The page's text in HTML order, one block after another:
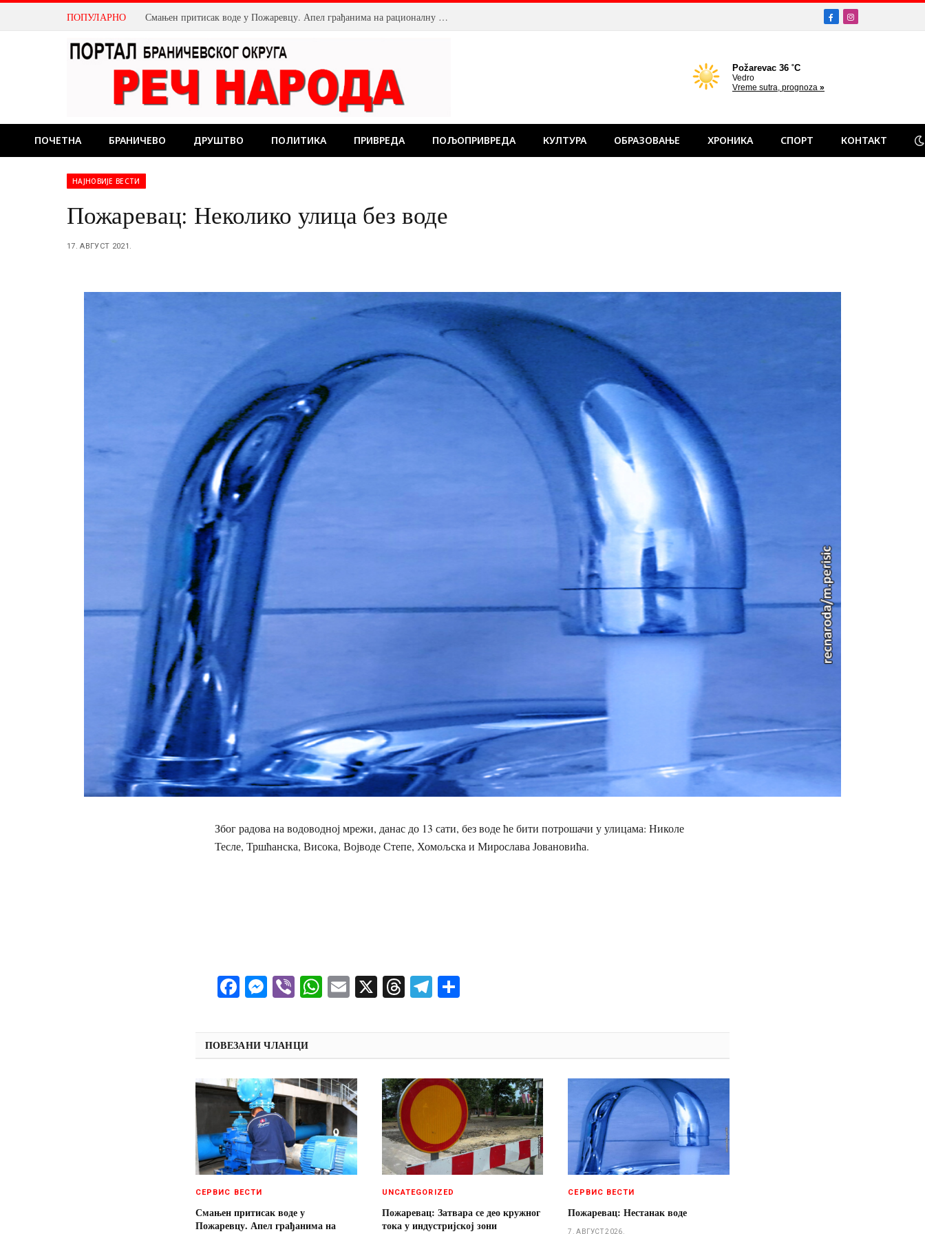
ПОПУЛАРНО Пожаревац: Затвара се део кружног тока у индустријској зони FacebookInstagram
ПОЧЕТНА БРАНИЧЕВО ДРУШТВО ПОЛИТИКА ПРИВРЕДА ПОЉОПРИВРЕДА КУЛТУРА ОБРАЗОВАЊЕ ХРОНИКА СПОРТ КОНТАКТ
НАЈНОВИЈЕ ВЕСТИ
Пожаревац: Неколико улица без воде
17. АВГУСТ 2021.
Због радова на водоводној мрежи, данас до 13 сати, без воде ће бити потрошачи у улицама: Николе
Тесле, Тршћанска, Висока, Војводе Степе, Хомољска и Мирослава Јовановића.
Facebook
Messenger
ViberWhatsApp
Email
X ThreadsTelegram
ПОВЕЗАНИ ЧЛАНЦИ
СЕРВИС ВЕСТИ
Смањен притисак воде у
Пожаревцу. Апел грађанима на
UNCATEGORIZED
Пожаревац: Затвара се део кружног
тока у индустријској зони
СЕРВИС ВЕСТИ
Пожаревац: Нестанак воде
7. АВГУСТ 2026.